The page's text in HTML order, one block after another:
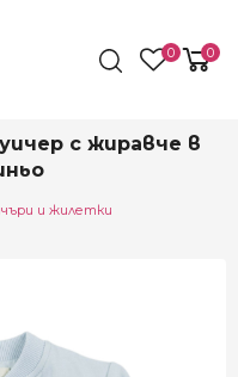
0 0
с жиравче в
и жилетки